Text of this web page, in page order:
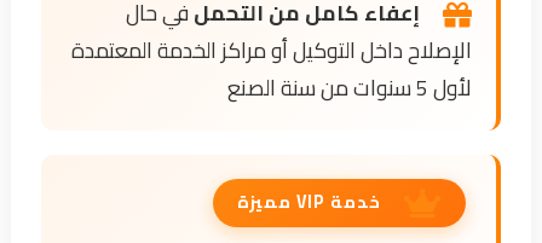
إعفاء كامل من التحملفي حال
الإصلاح داخل التوكيل أو مراكز الخدمة المعتمدة
لأول 5 سنوات من سنة الصنع
خدمة VIP مميزة